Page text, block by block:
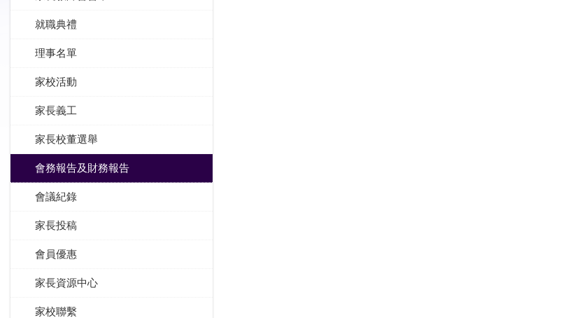
就職典禮
理事名單
家校活動
家長義工
家長校董選舉
會務報告及財務報告
會議紀錄
家長投稿
會員優惠
家長資源中心
家校聯繫